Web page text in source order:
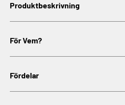
Produktbeskrivning
För Vem?
Fördelar